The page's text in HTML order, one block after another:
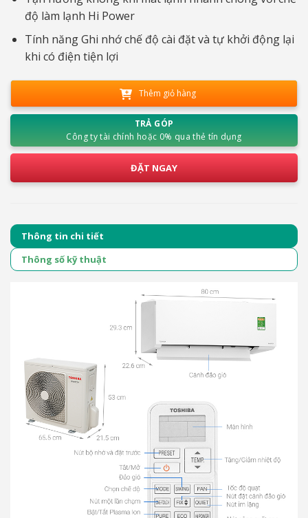
độ làm lạnh Hi Power
Tính năng Ghi nhớ chế độ cài đặt và tự khởi động lại
khi có điện tiện lợi
Thêm giỏ hàng
TRẢ GÓP
Công ty tài chính hoặc 0% qua thẻ tín dụng
ĐẶT NGAY
Thông tin chi tiết
Thông số kỹ thuật